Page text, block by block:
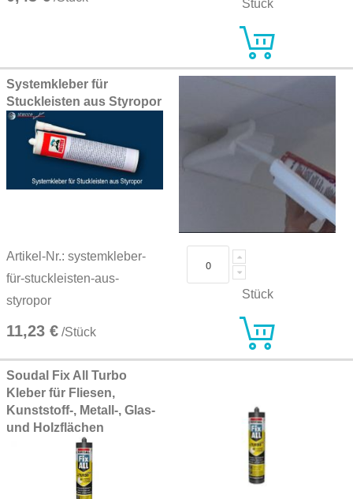
Stück
Systemkleber für
Stuckleisten aus Styropor
Artikel-Nr.: systemkleber-
für-stuckleisten-aus-
styropor
11,23 € /Stück
Stück
Soudal Fix All Turbo
Kleber für Fliesen,
Kunststoff-, Metall-, Glas-
und Holzflächen